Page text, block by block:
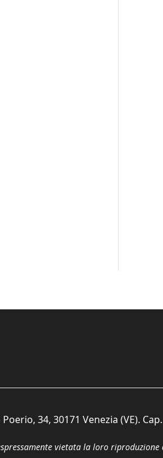
34, 30171 Venezia (VE). Cap.
vietata la loro